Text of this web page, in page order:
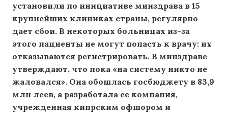
установили по инициативе минздрава в 15
крупнейших клиниках страны, регулярно
дает сбои. В некоторых больницах из-за
этого пациенты не могут попасть к врачу: их
отказываются регистрировать. В минздраве
утверждают, что пока «на систему никто не
жаловался». Она обошлась госбюджету в 83,9
млн леев, а разработала ее компания,
учрежденная кипрским офшором и